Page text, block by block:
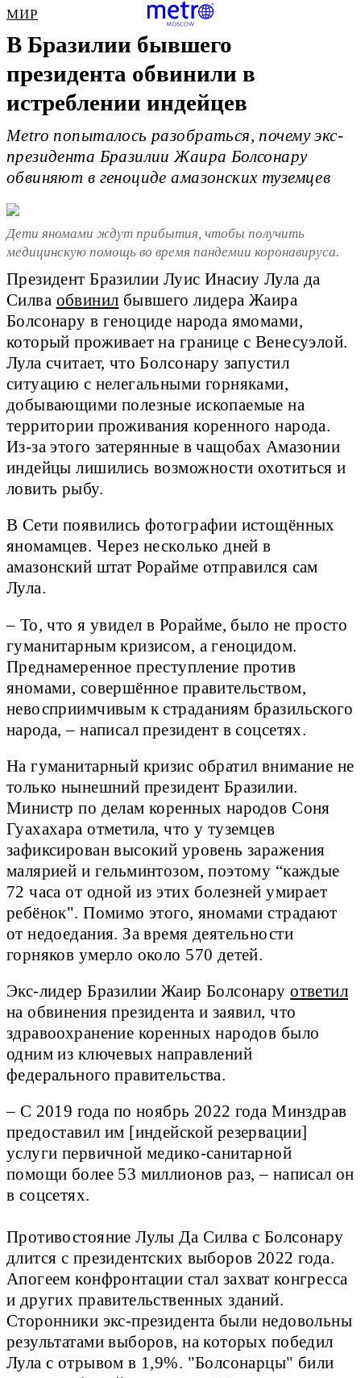
МИР
В Бразилии бывшего
президента обвинили в
истреблении индейцев
Metro попыталось разобраться, почему экс-
президента Бразилии Жаира Болсонару
обвиняют в геноциде амазонских туземцев
Дети яномами ждут прибытия, чтобы получить
медицинскую помощь во время пандемии коронавируса.
Президент Бразилии Луис Инасиу Лула да
Силва обвинил бывшего лидера Жаира
Болсонару в геноциде народа ямомами,
который проживает на границе с Венесуэлой.
Лула считает, что Болсонару запустил
ситуацию с нелегальными горняками,
добывающими полезные ископаемые на
территории проживания коренного народа.
Из-за этого затерянные в чащобах Амазонии
индейцы лишились возможности охотиться и
ловить рыбу.
В Сети появились фотографии истощённых
яномамцев. Через несколько дней в
амазонский штат Рорайме отправился сам
Лула.
– То, что я увидел в Рорайме, было не просто
гуманитарным кризисом, а геноцидом.
Преднамеренное преступление против
яномами, совершённое правительством,
невосприимчивым к страданиям бразильского
народа, – написал президент в соцсетях.
На гуманитарный кризис обратил внимание не
только нынешний президент Бразилии.
Министр по делам коренных народов Соня
Гуахахара отметила, что у туземцев
зафиксирован высокий уровень заражения
малярией и гельминтозом, поэтому “каждые
72 часа от одной из этих болезней умирает
ребёнок". Помимо этого, яномами страдают
от недоедания. За время деятельности
горняков умерло около 570 детей.
Экс-лидер Бразилии Жаир Болсонаруответил
на обвинения президента и заявил, что
здравоохранение коренных народов было
одним из ключевых направлений
федерального правительства.
– С 2019 года по ноябрь 2022 года Минздрав
предоставил им [индейской резервации]
услуги первичной медико-санитарной
помощи более 53 миллионов раз, – написал он
в соцсетях.
Противостояние Лулы Да Силва с Болсонару
длится с президентских выборов 2022 года.
Апогеем конфронтации стал захват конгресса
и других правительственных зданий.
Сторонники экс-президента были недовольны
результатами выборов, на которых победил
Лула с отрывом в 1,9%. "Болсонарцы" били